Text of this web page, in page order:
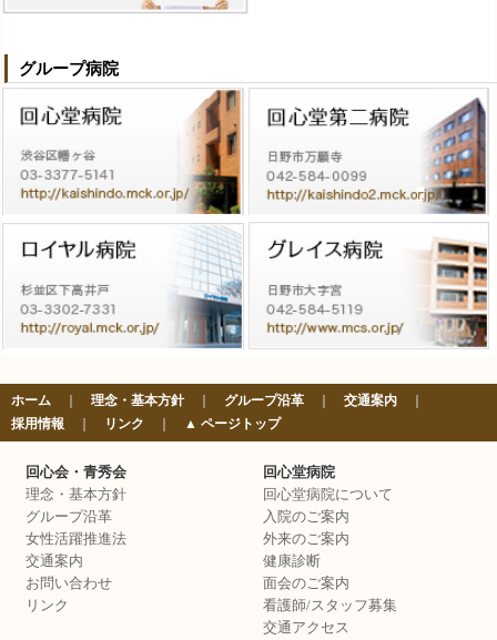
グループ病院
ホーム 理念・基本方針｜ グループ沿革 交通案内
採用情報
リンク ▲ ページトップ
回心会・青秀会
理念・基本方針
グループ沿革
女性活躍推進法
交通案内
お問い合わせ
リンク
回心堂病院
回心堂病院について
入院のご案内
外来のご案内
健康診断
面会のご案内
看護師/スタッフ募集
交通アクセス